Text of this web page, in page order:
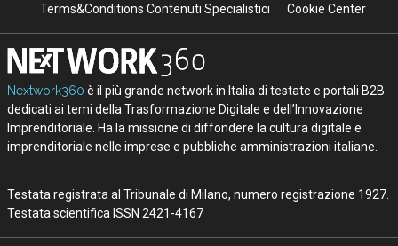
Terms&Conditions Contenuti Specialistici
Cookie Center
Nextwork360 è il più grande network in Italia di testate e portali B2B
dedicati ai temi della Trasformazione Digitale e dell’Innovazione
Imprenditoriale. Ha la missione di diffondere la cultura digitale e
imprenditoriale nelle imprese e pubbliche amministrazioni italiane.
Testata registrata al Tribunale di Milano, numero registrazione 1927.
Testata scientifica ISSN 2421-4167